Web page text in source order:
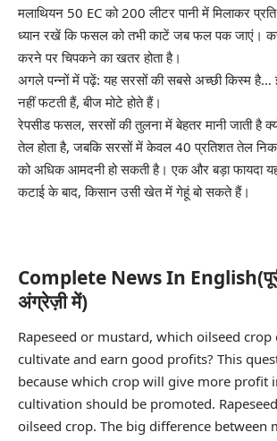
मलाथियन 50 EC को 200 लीटर पानी में मिलाकर
ध्यान रखें कि फसल को तभी काटें जब फल पक जाएं।
करने पर चिपकने का खतर होता है।
अगले पन्नों में पढ़ें: यह सरसों की सबसे अच्छी किस्म है…
नहीं फटती हैं, बीज मोटे होते हैं।
रेपसीड फसल, सरसों की तुलना में बेहतर मानी जाती है
तेल होता है, जबकि सरसों में केवल 40 प्रतिशत तेल
को अधिक आमदनी हो सकती है। एक और बड़ा फायदा
कटाई के बाद, किसान उसी खेत में गेहूं बो सकते हैं।
Complete News In
अंग्रेज़ी में)
Rapeseed or mustard, which oilseed crop
cultivate and earn good profits? This
because which crop will give more profit
cultivation should be promoted.
oilseed crop. The big difference between